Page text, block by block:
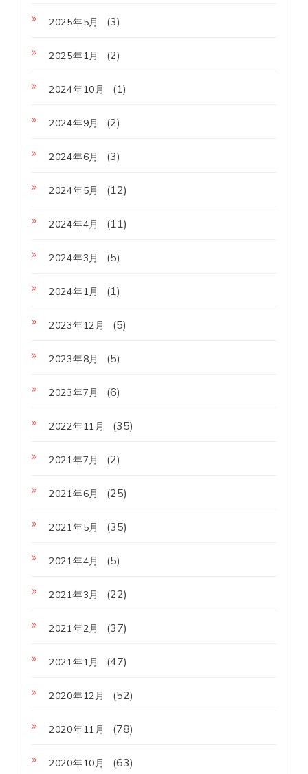
2025年5月 (3)
2025年1月 (2)
2024年10月 (1)
2024年9月 (2)
2024年6月 (3)
2024年5月 (12)
2024年4月 (11)
2024年3月 (5)
2024年1月 (1)
2023年12月 (5)
2023年8月 (5)
2023年7月 (6)
2022年11月 (35)
2021年7月 (2)
2021年6月 (25)
2021年5月 (35)
2021年4月 (5)
2021年3月 (22)
2021年2月 (37)
2021年1月 (47)
2020年12月 (52)
2020年11月 (78)
2020年10月 (63)